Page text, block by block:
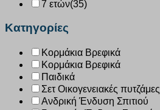
7 ετών(35)
Κατηγορίες
Κορμάκια Βρεφικά
Κορμάκια Βρεφικά
Παιδικά
Σετ Οικογενειακές πυτζάμες
Ανδρική Ένδυση Σπιτιού